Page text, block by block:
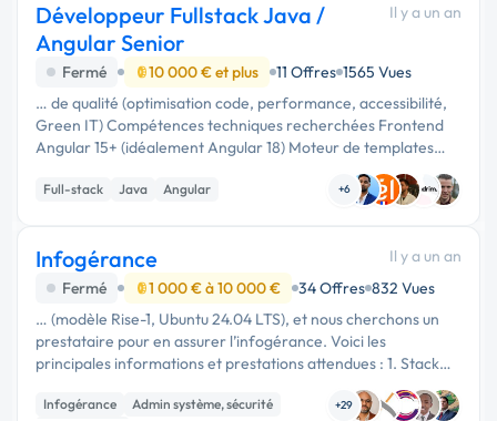
Développeur Fullstack Java /
Angular Senior
Il y a un an
Fermé 10 000 € et plus 11 Offres 1565 Vues
… de qualité (optimisation code, performance, accessibilité,
Green IT) Compétences techniques recherchées Frontend
Angular 15+ (idéalement Angular 18) Moteur de templates
Thymeleaf Sensibilité UX/UI & optimisation front (cache,
accessibilité, …
Full-stack Java Angular +6
Infogérance
Il y a un an
Fermé
1 000 € à 10 000 € 34 Offres 832 Vues
… (modèle Rise-1, Ubuntu 24.04 LTS), et nous cherchons un
prestataire pour en assurer l’infogérance. Voici les
principales informations et prestations attendues : 1. Stack
technique de l’application • Backend : Java / Spring Boot 3.3 •
Frontend …
Infogérance
Admin système, sécurité
+29